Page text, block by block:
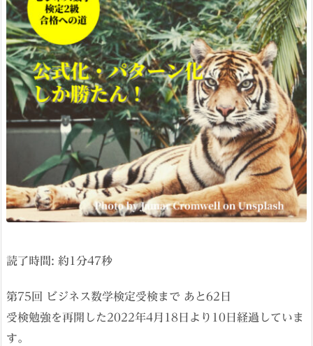
読了時間: 約1 分47秒
第75回 ビジネス数学検定受検まで あと62日
受検勉強を再開した2022年4月18日より10日経過していま
す。